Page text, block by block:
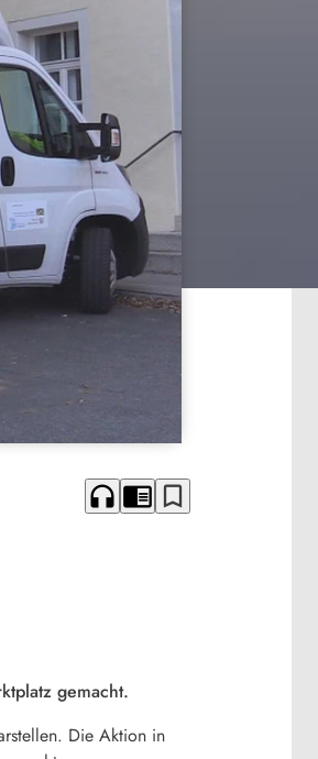
headphones chrome_reader_mode bookmark_border
gemacht.
Die Aktion in